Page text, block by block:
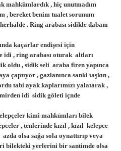
mahkūmlardık , hiç unutmadım
, bereket benim tualet sorunum
. Ring arabası sidikle dabanı
kaçarlar endişesi için
idi , ring arabası oturak altları
oldu , sidik seli araba firen yapınca
çaptıyor , gazlanınca sanki taşkın ,
tabi ayak kaplarımızı yalatarak ,
idi sidik göleti içnde
kimi mahkūmları bilek
, tenlerinde kızıl , kızıl kelepce
olsa sağa sola oynattırıp veya
bilekteki yerlerini bir santimde olsa